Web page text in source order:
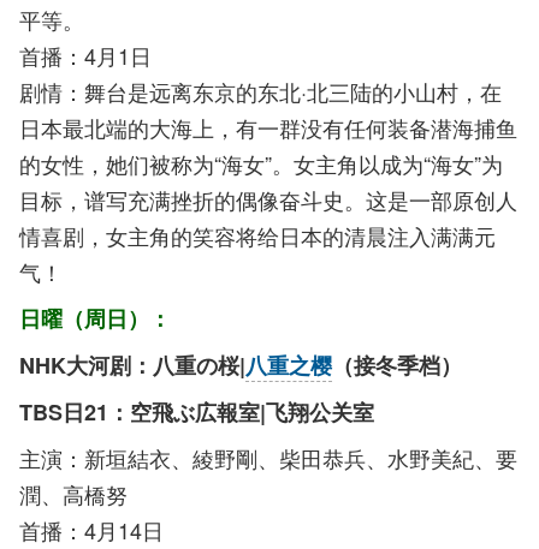
平等。
首播：4月1日
剧情：舞台是远离东京的东北·北三陆的小山村，在
日本最北端的大海上，有一群没有任何装备潜海捕鱼
的女性，她们被称为“海女”。女主角以成为“海女”为
目标，谱写充满挫折的偶像奋斗史。这是一部原创人
情喜剧，女主角的笑容将给日本的清晨注入满满元
气！
日曜（周日）：
NHK大河剧：八重の桜|八重之樱 （接冬季档）
TBS日21：空飛ぶ広報室|飞翔公关室
主演：新垣結衣、綾野剛、柴田恭兵、水野美紀、要
潤、高橋努
首播：4月14日